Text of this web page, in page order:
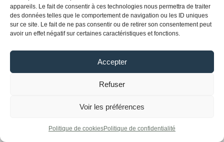
appareils. Le fait de consentir à ces technologies nous permettra de traiter
des données telles que le comportement de navigation ou les ID uniques
sur ce site. Le fait de ne pas consentir ou de retirer son consentement peut
avoir un effet négatif sur certaines caractéristiques et fonctions.
Accepter
Refuser
Voir les préférences
Politique de cookiesPolitique de confidentialité